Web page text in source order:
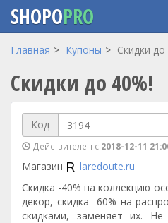
Перейти
основному
содержанию
SHOPOPRO
Главная Купоны Скидки до
Скидки до 40%!
Код
Действителен с 2018-12-11
Магазин
laredoute.ru
Скидка -40% на коллекцию
декор, скидка -60% на
скидками, заменяет их.